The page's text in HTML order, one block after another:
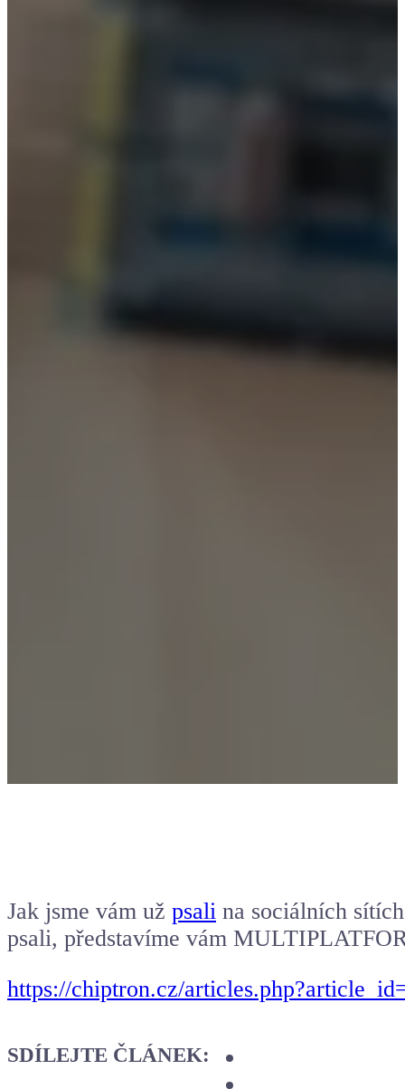
Jak jsme vám už psali na sociálních
psali, představíme vám
https://chiptron.cz/
SDÍLEJTE ČLÁNEK: